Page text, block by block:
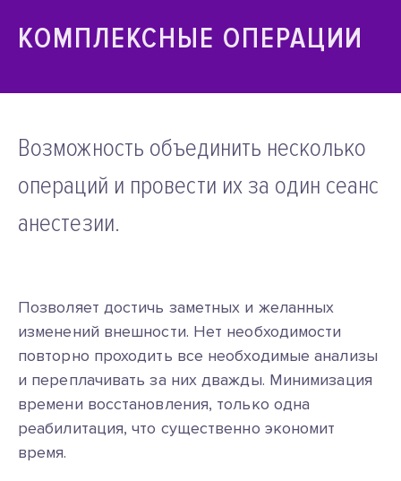
КОМПЛЕКСНЫЕ ОПЕРАЦИИ
Возможность объединить несколько
операций и провести их за один сеанс
анестезии.
Позволяет достичь заметных и желанных
изменений внешности. Нет необходимости
повторно проходить все необходимые анализы
и переплачивать за них дважды. Минимизация
времени восстановления, только одна
реабилитация, что существенно экономит
время.